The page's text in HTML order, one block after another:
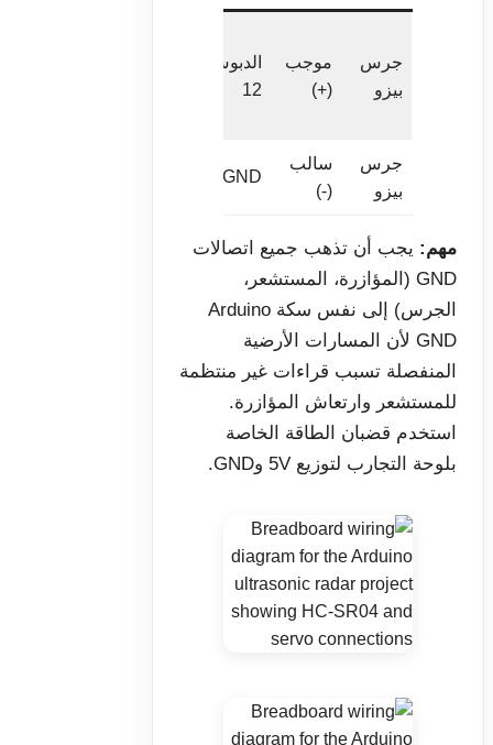
جرس
بيزو
موجب
(+)
الدبوس
12
جرس
بيزو
سالب
(-)
GND
مهم: يجب أن تذهب جميع اتصالات
GND (المؤازرة، المستشعر،
الجرس) إلى نفس سكة Arduino
GND لأن المسارات الأرضية
المنفصلة تسبب قراءات غير منتظمة
للمستشعر وارتعاش المؤازرة.
استخدم قضبان الطاقة الخاصة
بلوحة التجارب لتوزيع 5V وGND.